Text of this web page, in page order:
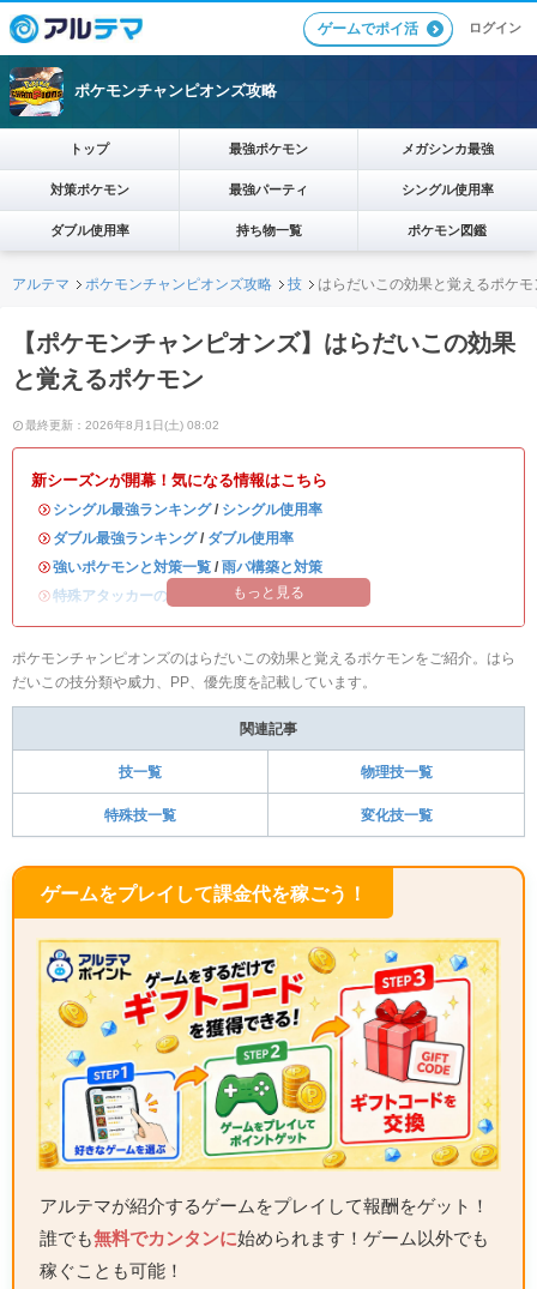
ゲームでポイ活 ログイン
ポケモンチャンピオンズ攻略
トップ 最強ポケモン メガシンカ最強
対策ポケモン 最強パーティ シングル使用率
ダブル使用率 持ち物一覧 ポケモン図鑑
アルテマ ポケモンチャンピオンズ攻略 技 はらだいこの効果と覚えるポケモ
【ポケモンチャンピオンズ】はらだいこの効果
と覚えるポケモン
最終更新：2026年8月1日(土) 08:02
新シーズンが開幕！気になる情報はこちら
・ シングル最強ランキング/ シングル使用率
・ ダブル最強ランキング/ ダブル使用率
・強いポケモンと対策一覧 / 雨パ構築と対策
・特殊アタッカーのおすすめランキング
もっと見る
ポケモンチャンピオンズのはらだいこの効果と覚えるポケモンをご紹介。はら
だいこの技分類や威力、PP、優先度を記載しています。
関連記事
技一覧 物理技一覧
特殊技一覧 変化技一覧
ゲームをプレイして課金代を稼ごう！
アルテマが紹介するゲームをプレイして報酬をゲット！
誰でも無料でカンタンに始められます！ゲーム以外でも
稼ぐことも可能！